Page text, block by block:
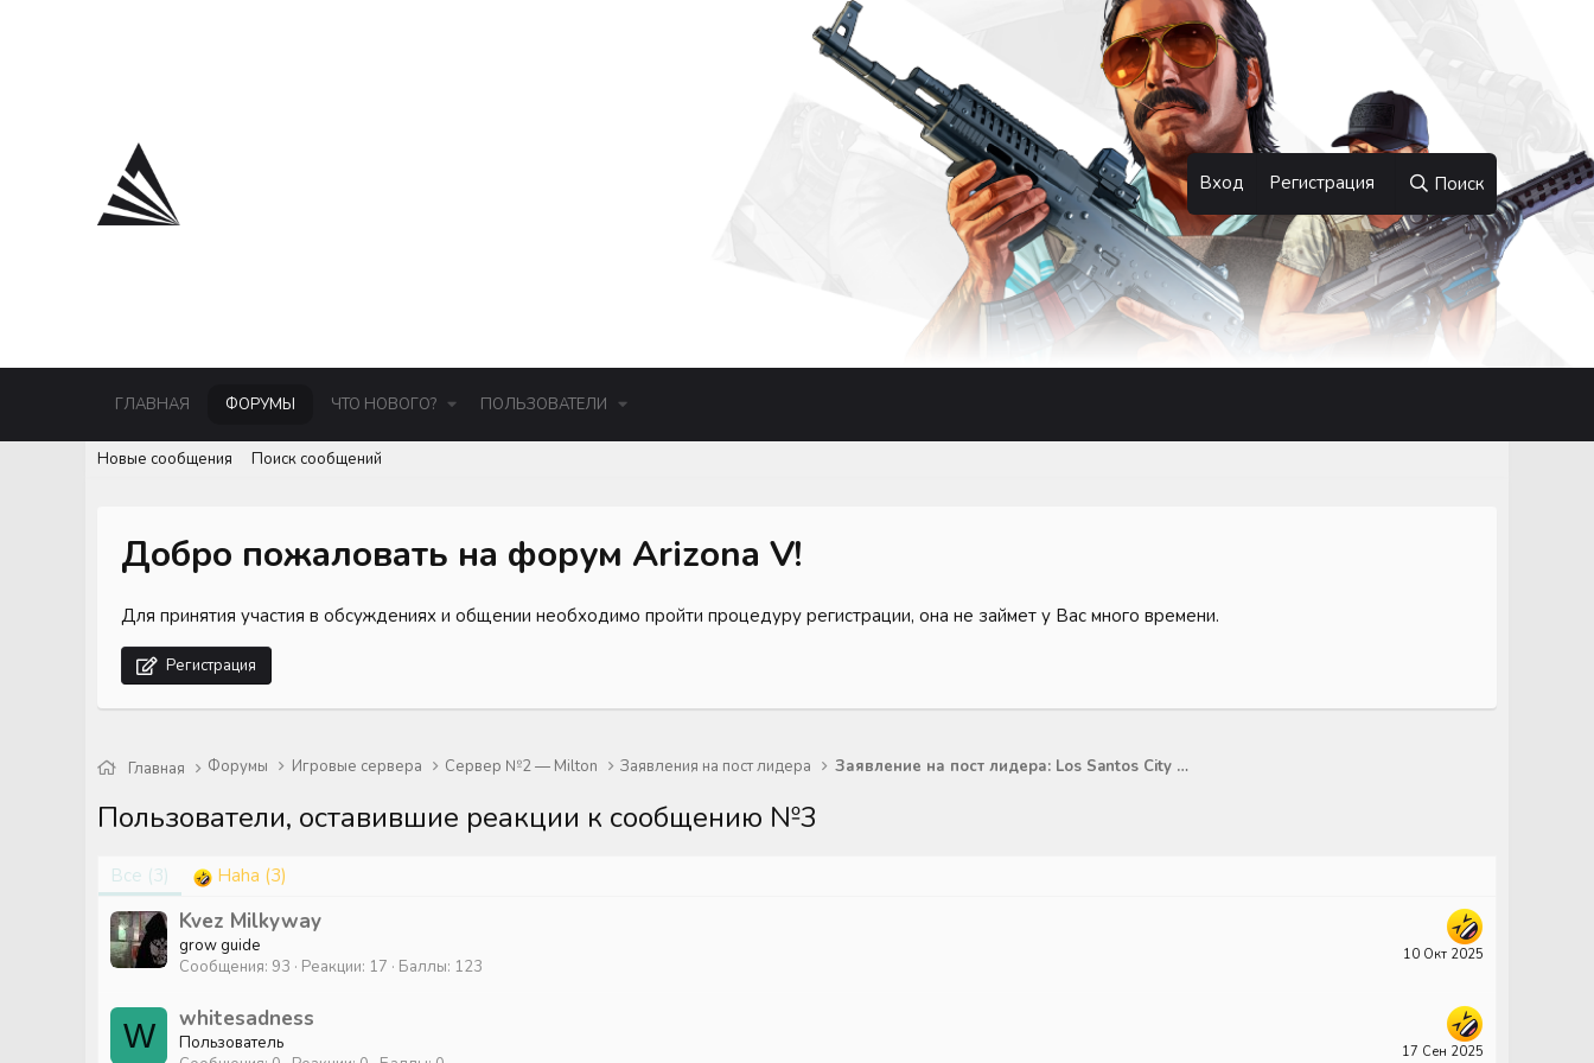
Вход Регистрация Поиск
ГЛАВНАЯ ФОРУМЫ ЧТО НОВОГО? ПОЛЬЗОВАТЕЛИ
Новые сообщения Поиск сообщений
Добро пожаловать на форум Arizona V!
Для принятия участия в обсуждениях и общении необходимо пройти процедуру регистрации, она не займет у Вас много времени.
Регистрация
Главная Форумы Игровые сервера Сервер №2 — Milton Заявления на пост лидера Заявление на пост лидера: Los Santos City Hall (LSCH/GOV)
Пользователи, оставившие реакции к сообщению №3
Все (3) Haha (3)
10 Окт 2025
Kvez Milkyway
grow guide
Сообщения 93 Реакции 17 Баллы 123
W 17 Сен 2025
whitesadness
Пользователь